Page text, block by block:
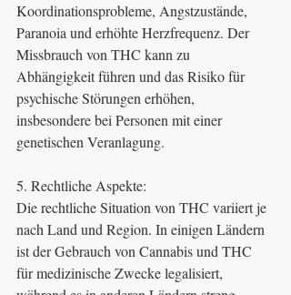
Koordinationsprobleme, Angstzustände,
Paranoia und erhöhte Herzfrequenz. Der
Missbrauch von THC kann zu
Abhängigkeit führen und das Risiko für
psychische Störungen erhöhen,
insbesondere bei Personen mit einer
genetischen Veranlagung.
5. Rechtliche Aspekte:
Die rechtliche Situation von THC variiert je
nach Land und Region. In einigen Ländern
ist der Gebrauch von Cannabis und THC
für medizinische Zwecke legalisiert,